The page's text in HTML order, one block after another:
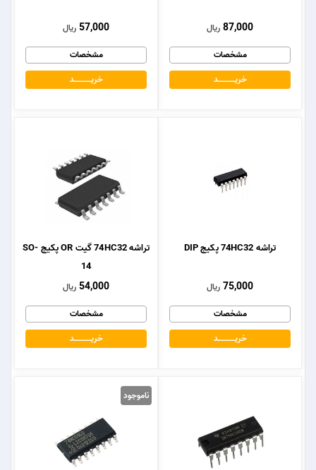
87,000 ریال
مشخصات
خریــــــــــــد
57,000 ریال
مشخصات
خریــــــــــــد
تراشه 74HC32 پکیج DIP
75,000 ریال
مشخصات
خریــــــــــــد
تراشه 74HC32 گیت OR پکیج SO-
14
54,000 ریال
مشخصات
خریــــــــــــد
ناموجود